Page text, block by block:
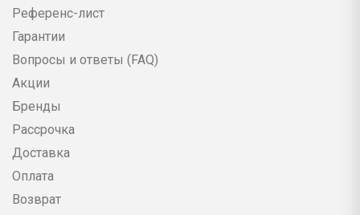
Референс-лист
Гарантии
Вопросы и ответы (FAQ)
Акции
Бренды
Рассрочка
Доставка
Оплата
Возврат